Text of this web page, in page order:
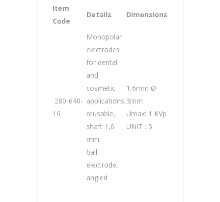
Item
Code
Details Dimensions
280-640-
16
Monopolar
electrodes
for dental
and
cosmetic
applications,
reusable,
shaft 1,6
mm
ball
electrode;
angled
1,6mm Ø
3mm
Umax: 1 KVp
UNIT : 5